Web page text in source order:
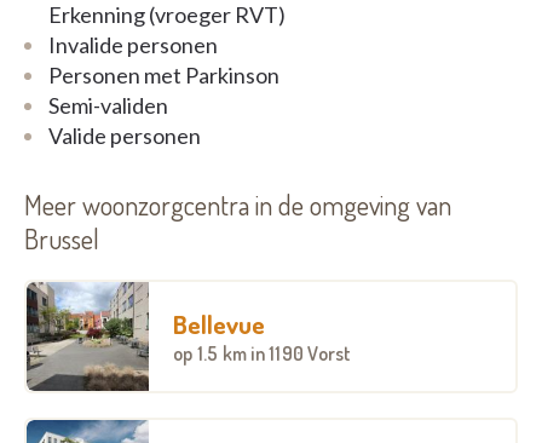
Erkenning (vroeger RVT)
Invalide personen
Personen met Parkinson
Semi-validen
Valide personen
Meer woonzorgcentra in de omgeving van
Brussel
Bellevue
op 1.5 km in 1190 Vorst